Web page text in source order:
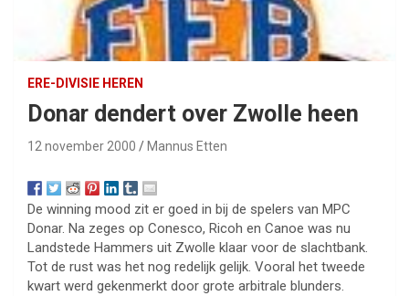
ERE-DIVISIE HEREN
Donar dendert over Zwolle heen
12 november 2000 Mannus Etten
De winning mood zit er goed in bij de spelers van MPC
Donar. Na zeges op Conesco, Ricoh en Canoe was nu
Landstede Hammers uit Zwolle klaar voor de slachtbank.
Tot de rust was het nog redelijk gelijk. Vooral het tweede
kwart werd gekenmerkt door grote arbitrale blunders.